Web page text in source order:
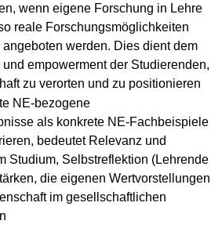
wenn eigene Forschung in Lehre
reale Forschungsmöglichkeiten
werden. Dies dient dem
empowerment der Studierenden,
zu verorten und zu positionieren
NE-bezogene
als konkrete NE-Fachbeispiele
bedeutet Relevanz und
Studium, Selbstreflektion (Lehrende
die eigenen Wertvorstellungen
im gesellschaftlichen